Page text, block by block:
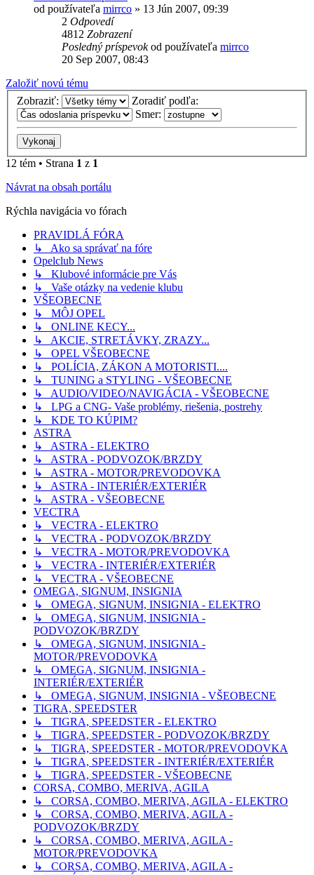
od používateľa mirrco » 13 Jún 2007, 09:39
2 Odpovedí
4812 Zobrazení
Posledný príspevokod používateľa mirrco
20 Sep 2007, 08:43
Založiť novú tému
Zobraziť:
Zoradiť podľa:
Smer:
12 tém • Strana 1 z 1
Návrat na obsah portálu
Rýchla navigácia vo fórach
PRAVIDLÁ FÓRA
↳ Ako sa správať na fóre
Opelclub News
↳ Klubové informácie pre Vás
↳ Vaše otázky na vedenie klubu
VŠEOBECNE
↳ MÔJ OPEL
↳ ONLINE KECY...
↳ AKCIE, STRETÁVKY, ZRAZY...
↳ OPEL VŠEOBECNE
↳ POLÍCIA, ZÁKON A MOTORISTI....
↳ TUNING a STYLING - VŠEOBECNE
↳ AUDIO/VIDEO/NAVIGÁCIA - VŠEOBECNE
↳ LPG a CNG- Vaše problémy, riešenia, postrehy
↳ KDE TO KÚPIM?
ASTRA
↳ ASTRA - ELEKTRO
↳ ASTRA - PODVOZOK/BRZDY
↳ ASTRA - MOTOR/PREVODOVKA
↳ ASTRA - INTERIÉR/EXTERIÉR
↳ ASTRA - VŠEOBECNE
VECTRA
↳ VECTRA - ELEKTRO
↳ VECTRA - PODVOZOK/BRZDY
↳ VECTRA - MOTOR/PREVODOVKA
↳ VECTRA - INTERIÉR/EXTERIÉR
↳ VECTRA - VŠEOBECNE
OMEGA, SIGNUM, INSIGNIA
↳ OMEGA, SIGNUM, INSIGNIA - ELEKTRO
↳ OMEGA, SIGNUM, INSIGNIA -
PODVOZOK/BRZDY
↳ OMEGA, SIGNUM, INSIGNIA -
MOTOR/PREVODOVKA
↳ OMEGA, SIGNUM, INSIGNIA -
INTERIÉR/EXTERIÉR
↳ OMEGA, SIGNUM, INSIGNIA - VŠEOBECNE
TIGRA, SPEEDSTER
↳ TIGRA, SPEEDSTER - ELEKTRO
↳ TIGRA, SPEEDSTER - PODVOZOK/BRZDY
↳ TIGRA, SPEEDSTER - MOTOR/PREVODOVKA
↳ TIGRA, SPEEDSTER - INTERIÉR/EXTERIÉR
↳ TIGRA, SPEEDSTER - VŠEOBECNE
CORSA, COMBO, MERIVA, AGILA
↳ CORSA, COMBO, MERIVA, AGILA - ELEKTRO
↳ CORSA, COMBO, MERIVA, AGILA -
PODVOZOK/BRZDY
↳ CORSA, COMBO, MERIVA, AGILA -
MOTOR/PREVODOVKA
↳ CORSA, COMBO, MERIVA, AGILA -